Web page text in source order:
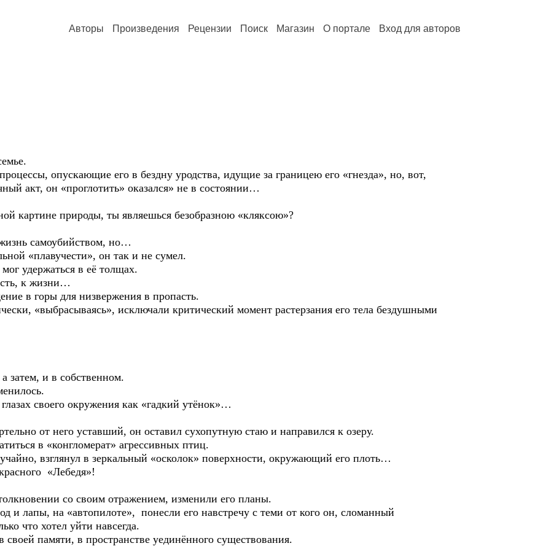
Авторы Произведения Рецензии Поиск Магазин О портале Вход для авторов
опускающие его в бездну уродства, идущие за границею его «гнезда», но, вот,
акт, он «проглотить» оказался» не в состоянии…
картине природы, ты являешься безобразною «кляксою»?
самоубийством, но…
«плавучести», он так и не сумел.
удержаться в её толщах.
к жизни…
в горы для низвержения в пропасть.
«выбрасываясь», исключали критический момент растерзания его тела бездушными
затем, и в собственном.
своего окружения как «гадкий утёнок»…
от него уставший, он оставил сухопутную стаю и направился к озеру.
в «конгломерат» агрессивных птиц.
взглянул в зеркальный «осколок» поверхности, окружающий его плоть…
«Лебедя»!
со своим отражением, изменили его планы.
и лапы, на «автопилоте», понесли его навстречу с теми от кого он, сломанный
что хотел уйти навсегда.
своей памяти, в пространстве уединённого существования.